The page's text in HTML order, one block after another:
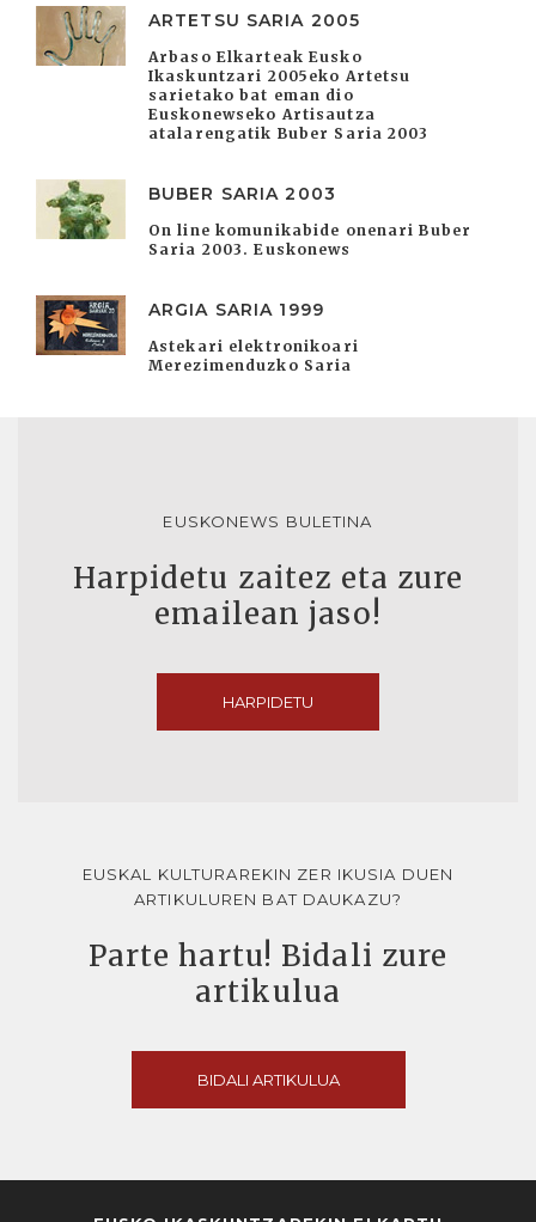
ARTETSU SARIA 2005
Arbaso Elkarteak Eusko
Ikaskuntzari 2005eko Artetsu
sarietako bat eman dio
Euskonewseko Artisautza
atalarengatik Buber Saria 2003
BUBER SARIA 2003
On line komunikabide onenari Buber
Saria 2003. Euskonews
ARGIA SARIA 1999
Astekari elektronikoari
Merezimenduzko Saria
EUSKONEWS BULETINA
Harpidetu zaitez eta zure
emailean jaso!
HARPIDETU
EUSKAL KULTURAREKIN ZER IKUSIA DUEN
ARTIKULUREN BAT DAUKAZU?
Parte hartu! Bidali zure
artikulua
BIDALI ARTIKULUA